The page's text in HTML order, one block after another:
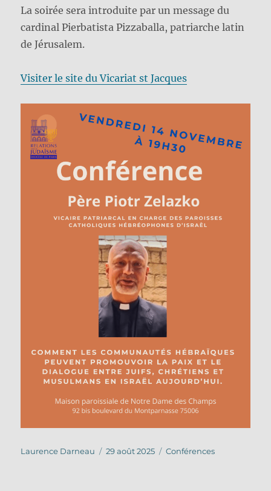
La soirée sera introduite par un message du
cardinal Pierbatista Pizzaballa, patriarche latin
de Jérusalem.
Visiter le site du Vicariat st Jacques
Auteur
Laurence Darneau
Publié
29 août 2025 Catégories
Conférences